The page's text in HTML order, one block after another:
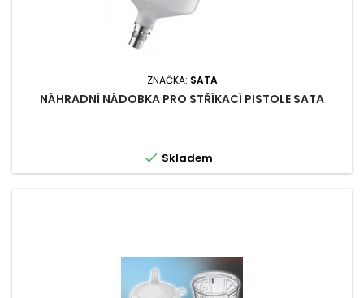
ZNAČKA: SATA
NÁHRADNÍ NÁDOBKA PRO STŘÍKACÍ PISTOLE SATA
 Skladem